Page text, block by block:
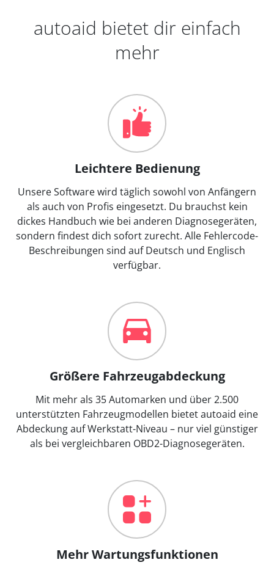
autoaid bietet dir einfach
mehr
Leichtere Bedienung
Unsere Software wird täglich sowohl von Anfängern
als auch von Profis eingesetzt. Du brauchst kein
dickes Handbuch wie bei anderen Diagnosegeräten,
sondern findest dich sofort zurecht. Alle Fehlercode-
Beschreibungen sind auf Deutsch und Englisch
verfügbar.
Größere Fahrzeugabdeckung
Mit mehr als 35 Automarken und über 2.500
unterstützten Fahrzeugmodellen bietet autoaid eine
Abdeckung auf Werkstatt-Niveau – nur viel günstiger
als bei vergleichbaren OBD2-Diagnosegeräten.
Mehr Wartungsfunktionen